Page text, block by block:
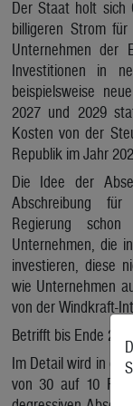
Der Staat holt sich
billigeren Strom
Unternehmen der
Investitionen in
beispielsweise
2027 und 2029
Kosten von der
Republik im Jahr
Die Idee der
Abschreibung
Regierung
Unternehmen, die
investieren, diese
wie Unternehmen
von der Windkraft-
Betrifft bis Ende
Im Detail wird in
von 30 auf 10